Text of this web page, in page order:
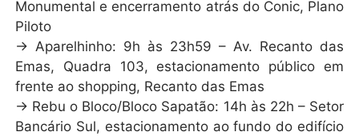
Monumental e encerramento atrás do Conic, Plano
Piloto
→ Aparelhinho: 9h às 23h59 – Av. Recanto das
Emas, Quadra 103, estacionamento público em
frente ao shopping, Recanto das Emas
→ Rebu o Bloco/Bloco Sapatão: 14h às 22h – Setor
Bancário Sul, estacionamento ao fundo do edifício